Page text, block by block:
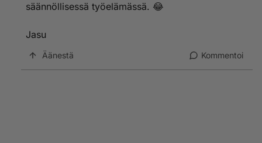
säännöllisessä työelämässä. 😂
Jasu
Äänestä Kommentoi